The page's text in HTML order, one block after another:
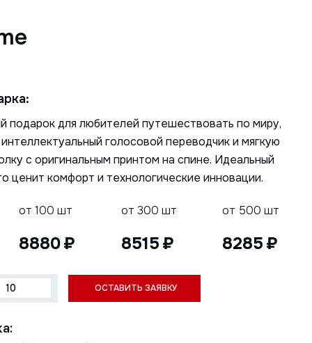
подарок для любителей путешествовать по миру,
голосовой переводчик и мягкую
с оригинальным принтом на спине. Идеальный
ценит комфорт и технологические инновации.
от 100 шт
8880
от 300 шт
8515
от 500 шт
8285